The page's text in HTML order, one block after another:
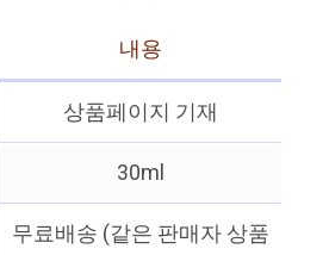
내용
상품페이지 기재
30ml
무료배송 (같은 판매자 상품